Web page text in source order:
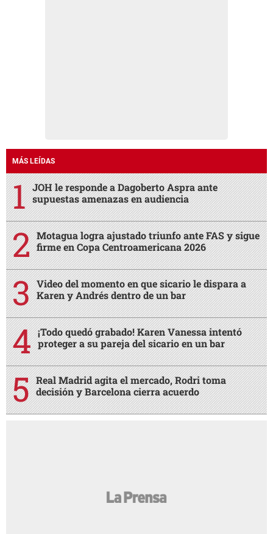
MÁS LEÍDAS
JOH le responde a Dagoberto Aspra ante
supuestas amenazas en audiencia
Motagua logra ajustado triunfo ante FAS y sigue
firme en Copa Centroamericana 2026
Video del momento en que sicario le dispara a
Karen y Andrés dentro de un bar
¡Todo quedó grabado! Karen Vanessa intentó
proteger a su pareja del sicario en un bar
Real Madrid agita el mercado, Rodri toma
decisión y Barcelona cierra acuerdo